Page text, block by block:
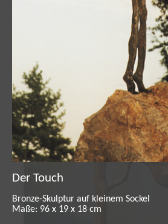
Der Touch
Bronze-Skulptur auf kleinem Sockel
Maße: 96 x 19 x 18 cm